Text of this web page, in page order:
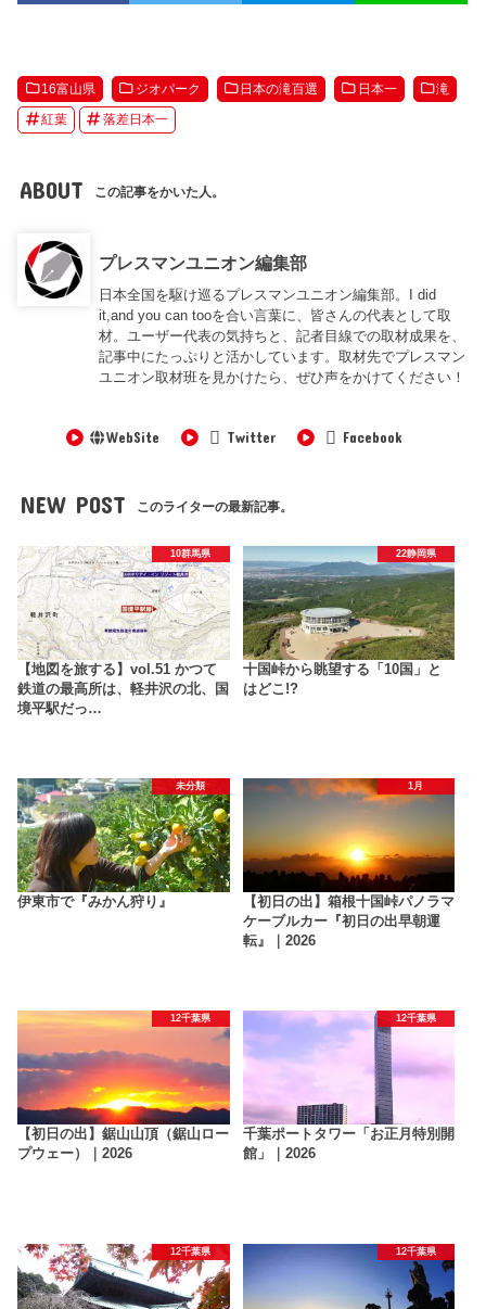
16富山県 ジオパーク 日本の滝百選 日本一 滝
紅葉 落差日本一
ABOUT この記事をかいた人。
プレスマンユニオン編集部
日本全国を駆け巡るプレスマンユニオン編集部。I did
it,and you can tooを合い言葉に、皆さんの代表として取
材。ユーザー代表の気持ちと、記者目線での取材成果を、
記事中にたっぷりと活かしています。取材先でプレスマン
ユニオン取材班を見かけたら、ぜひ声をかけてください！
WebSite Twitter Facebook
NEW POST このライターの最新記事。
10群馬県
【地図を旅する】vol.51 かつて
鉄道の最高所は、軽井沢の北、国
境平駅だっ…
22静岡県
十国峠から眺望する「10国」と
はどこ!?
未分類
伊東市で『みかん狩り』
1月
【初日の出】箱根十国峠パノラマ
ケーブルカー『初日の出早朝運
転』｜2026
12千葉県
【初日の出】鋸山山頂（鋸山ロー
プウェー）｜2026
12千葉県
千葉ポートタワー「お正月特別開
館」｜2026
12千葉県 12千葉県